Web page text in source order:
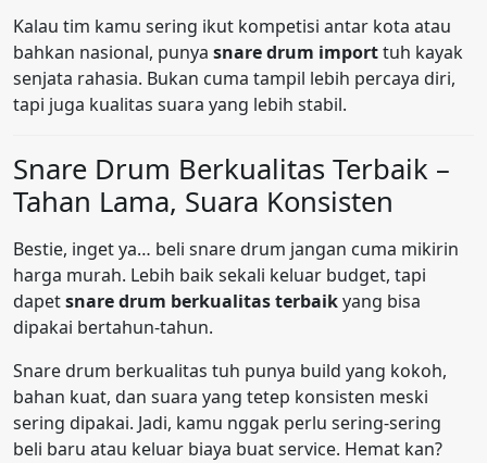
Kalau tim kamu sering ikut kompetisi antar kota atau
bahkan nasional, punya snare drum importtuh kayak
senjata rahasia. Bukan cuma tampil lebih percaya diri,
tapi juga kualitas suara yang lebih stabil.
Snare Drum Berkualitas Terbaik –
Tahan Lama, Suara Konsisten
Bestie, inget ya… beli snare drum jangan cuma mikirin
harga murah. Lebih baik sekali keluar budget, tapi
dapetsnare drum berkualitas terbaikyang bisa
dipakai bertahun-tahun.
Snare drum berkualitas tuh punya build yang kokoh,
bahan kuat, dan suara yang tetep konsisten meski
sering dipakai. Jadi, kamu nggak perlu sering-sering
beli baru atau keluar biaya buat service. Hemat kan?